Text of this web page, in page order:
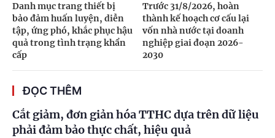
Danh mục trang thiết bị
bảo đảm huấn luyện, diễn
tập, ứng phó, khắc phục hậu
quả trong tình trạng khẩn
cấp
Trước 31/8/2026, hoàn
thành kế hoạch cơ cấu lại
vốn nhà nước tại doanh
nghiệp giai đoạn 2026-
2030
ĐỌC THÊM
Cắt giảm, đơn giản hóa TTHC dựa trên dữ liệu
phải đảm bảo thực chất, hiệu quả